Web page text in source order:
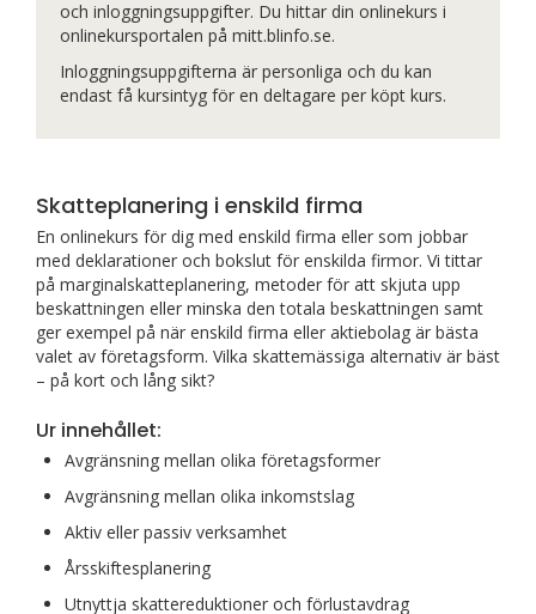
Skatteplanering i enskild firma
En onlinekurs för dig med enskild firma eller som jobbar
med deklarationer och bokslut för enskilda firmor. Vi tittar
på marginalskatteplanering, metoder för att skjuta upp
beskattningen eller minska den totala beskattningen samt
ger exempel på när enskild firma eller aktiebolag är bästa
valet av företagsform. Vilka skattemässiga alternativ är bäst
– på kort och lång sikt?
Ur innehållet:
Avgränsning mellan olika företagsformer
Avgränsning mellan olika inkomstslag
Aktiv eller passiv verksamhet
Årsskiftesplanering
Utnyttja skattereduktioner och förlustavdrag
och inloggningsuppgifter. Du hittar din onlinekurs i
onlinekursportalen på mitt.blinfo.se.
Inloggningsuppgifterna är personliga och du kan
endast få kursintyg för en deltagare per köpt kurs.